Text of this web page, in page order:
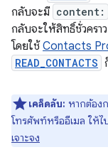
กลับจะมี content:
กลับจะให้สิทธิ์ชั่วคร
โดยใช้ Contacts
READ_CONTACTS
เคล็ดลับ: หากต้อง
โทรศัพท์หรืออีเมล ให้
เจาะจง